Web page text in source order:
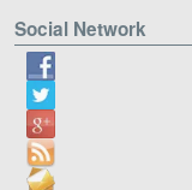
Social Network